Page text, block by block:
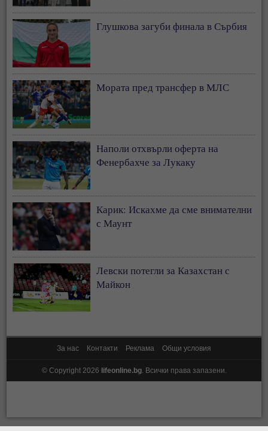
Глушкова загуби финала в Сърбия
Мората пред трансфер в МЛС
Наполи отхвърли оферта на
Фенербахче за Лукаку
Карик: Искахме да сме внимателни
с Маунт
Левски потегли за Казахстан с
Майкон
За нас Контакти Реклама Общи условия
© Copyright 2026 lifeonline.bg. Всички права запазени.